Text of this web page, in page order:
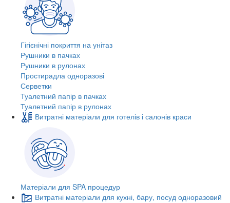
Гігієнічні покриття на унітаз
Рушники в пачках
Рушники в рулонах
Простирадла одноразові
Серветки
Туалетний папір в пачках
Туалетний папір в рулонах
Витратні матеріали для готелів і салонів краси
Матеріали для SPA процедур
Витратні матеріали для кухні, бару, посуд одноразовий